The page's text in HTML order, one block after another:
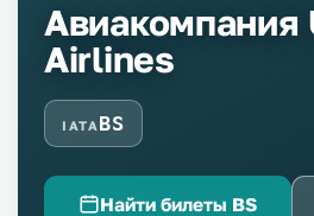
Авиакомпания
Airlines
IATA BS
Найти билеты BS